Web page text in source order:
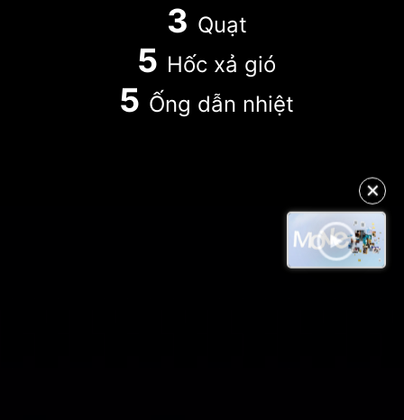
✕
3 Quạt
5 Hốc xả gió
5 Ống dẫn nhiệt